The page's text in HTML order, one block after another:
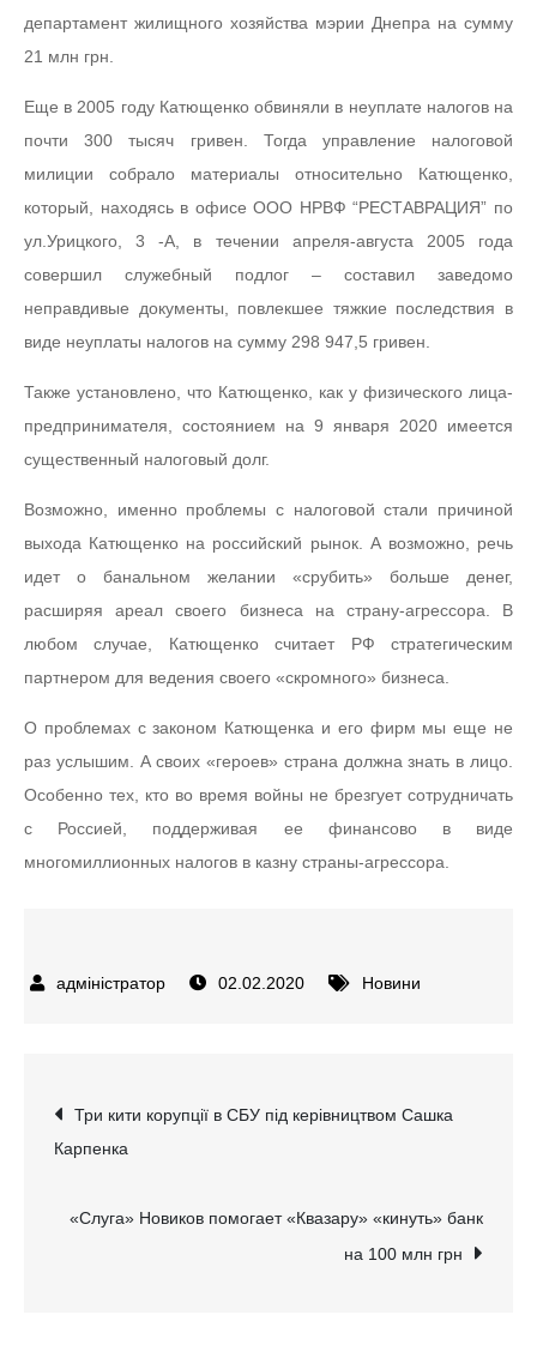
департамент жилищного хозяйства мэрии Днепра на сумму
21 млн грн.
Еще в 2005 году Катющенко обвиняли в неуплате налогов на
почти 300 тысяч гривен. Тогда управление налоговой
милиции собрало материалы относительно Катющенко,
который, находясь в офисе ООО НРВФ “РЕСТАВРАЦИЯ” по
ул.Урицкого, 3 -А, в течении апреля-августа 2005 года
совершил служебный подлог – составил заведомо
неправдивые документы, повлекшее тяжкие последствия в
виде неуплаты налогов на сумму 298 947,5 гривен.
Также установлено, что Катющенко, как у физического лица-
предпринимателя, состоянием на 9 января 2020 имеется
существенный налоговый долг.
Возможно, именно проблемы с налоговой стали причиной
выхода Катющенко на российский рынок. А возможно, речь
идет о банальном желании «срубить» больше денег,
расширяя ареал своего бизнеса на страну-агрессора. В
любом случае, Катющенко считает РФ стратегическим
партнером для ведения своего «скромного» бизнеса.
О проблемах с законом Катющенка и его фирм мы еще не
раз услышим. А своих «героев» страна должна знать в лицо.
Особенно тех, кто во время войны не брезгует сотрудничать
с Россией, поддерживая ее финансово в виде
многомиллионных налогов в казну страны-агрессора.
02.02.2020 Новини
Навігація
записів
Три кити корупції в СБУ під керівництвом Сашка
Карпенка
«Слуга» Новиков помогает «Квазару» «кинуть» банк
на 100 млн грн